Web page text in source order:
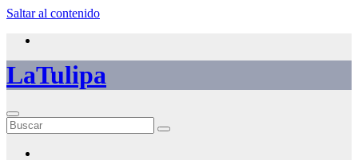
Saltar al contenido
LaTulipa